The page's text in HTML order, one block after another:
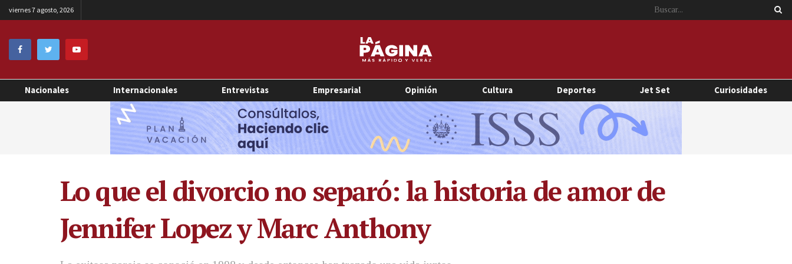
viernes 7 agosto, 2026
Nacionales Internacionales Entrevistas Empresarial Opinión Cultura Deportes Jet Set Curiosidades
Lo que el divorcio no separó: la historia de amor de
Jennifer Lopez y Marc Anthony